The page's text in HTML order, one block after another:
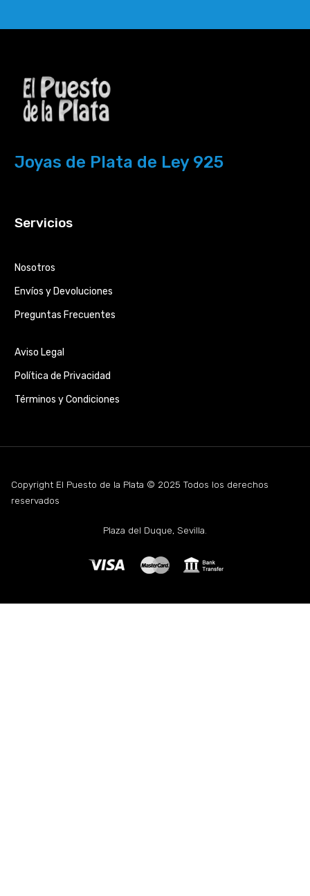
Joyas de Plata de Ley 925
Servicios
Nosotros
Envíos y Devoluciones
Preguntas Frecuentes
Aviso Legal
Política de Privacidad
Términos y Condiciones
Copyright El Puesto de la Plata © 2025 Todos los derechos
reservados
Plaza del Duque, Sevilla.